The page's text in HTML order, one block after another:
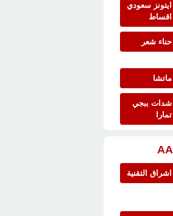
ايتونز سعودي
اقساط
حناء شعر
ماتشا
شدات ببجي
تمارا
اشراق التقنية